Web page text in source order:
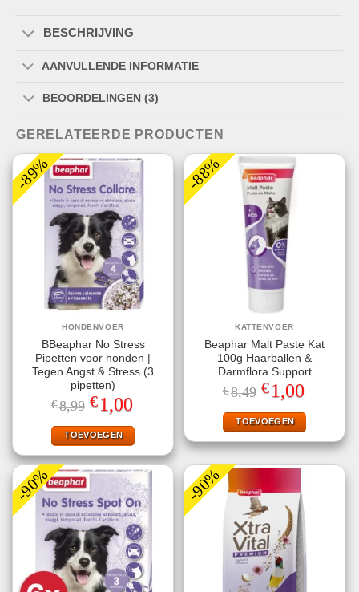
BESCHRIJVING
AANVULLENDE INFORMATIE
BEOORDELINGEN (3)
GERELATEERDE PRODUCTEN
-89%
HONDENVOER
BBeaphar No Stress
Pipetten voor honden |
Tegen Angst & Stress (3
pipetten)
€8,99 Oorspronkelijke
prijs
was:
€8,99.
€1,00
is:
€1,00.
TOEVOEGEN
-88%
KATTENVOER
Beaphar Malt Paste Kat
100g Haarballen &
Darmflora Support
€8,49 Oorspronkelijke
prijs
was:
€8,49.
€1,00
is:
€1,00.
TOEVOEGEN
-90% -90%